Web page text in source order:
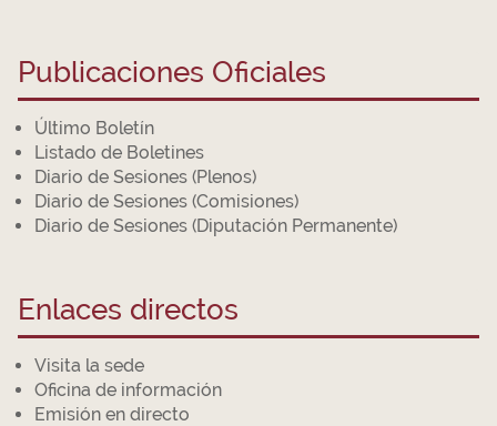
Publicaciones Oficiales
Último Boletín
Listado de Boletines
Diario de Sesiones (Plenos)
Diario de Sesiones (Comisiones)
Diario de Sesiones (Diputación Permanente)
Enlaces directos
Visita la sede
Oficina de información
Emisión en directo